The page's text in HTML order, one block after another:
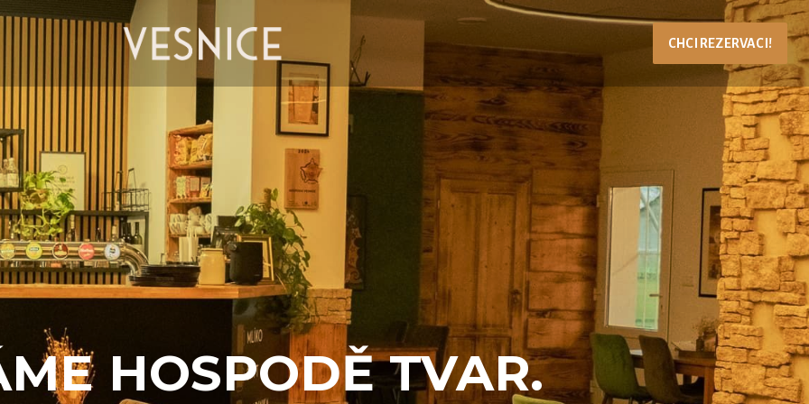
CHCI REZERVACI!
HOSPODĚ TVAR.